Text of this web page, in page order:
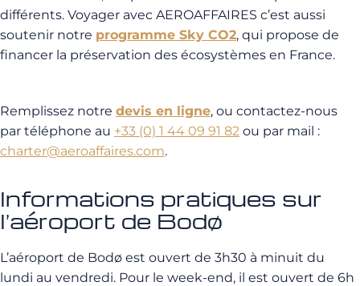
différents. Voyager avec AEROAFFAIRES c’est aussi
soutenir notre programme Sky CO2, qui propose de
financer la préservation des écosystèmes en France.
Remplissez notre devis en ligne, ou contactez-nous
par téléphone au +33 (0) 1 44 09 91 82 ou par mail :
charter@aeroaffaires.com.
Informations pratiques sur
l’aéroport de Bodø
L’aéroport de Bodø est ouvert de 3h30 à minuit du
lundi au vendredi. Pour le week-end, il est ouvert de 6h